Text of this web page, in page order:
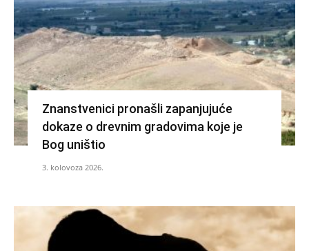
Znanstvenici pronašli zapanjujuće
dokaze o drevnim gradovima koje je
Bog uništio
3. kolovoza 2026.